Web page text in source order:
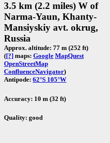
3.5 km (2.2 miles) W of
Narma-Yaun, Khanty-
Mansiyskiy avt. okrug,
Russia
Approx. altitude: 77 m (252 ft)
([?] maps: Google MapQuest
OpenStreetMap
ConfluenceNavigator)
Antipode: 62°S 105°W
Accuracy: 10 m (32 ft)
Quality: good